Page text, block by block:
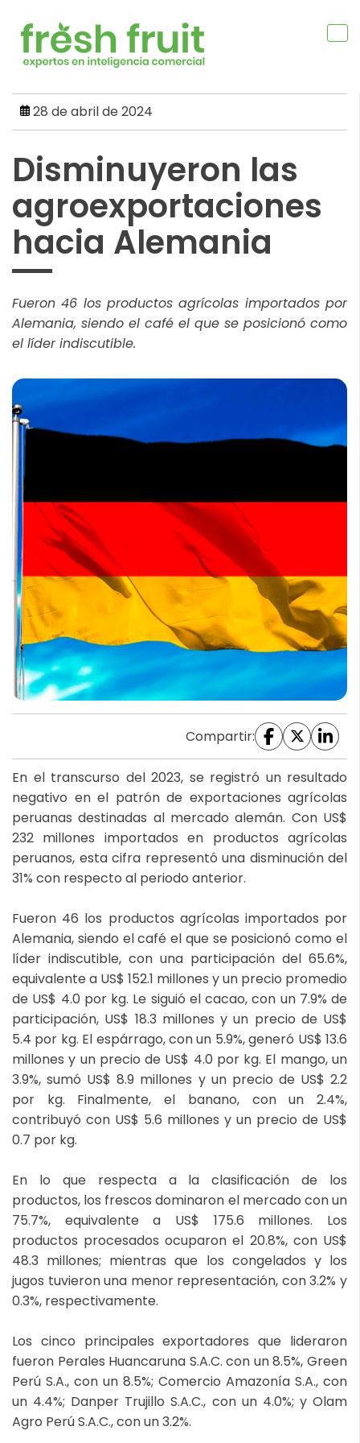
content
28 de abril de 2024
Disminuyeron las
agroexportaciones
hacia Alemania
Fueron 46 los productos agrícolas importados por
Alemania, siendo el café el que se posicionó como
el líder indiscutible.
Compartir:
En el transcurso del 2023, se registró un resultado
negativo en el patrón de exportaciones agrícolas
peruanas destinadas al mercado alemán. Con US$
232 millones importados en productos agrícolas
peruanos, esta cifra representó una disminución del
31% con respecto al periodo anterior.
Fueron 46 los productos agrícolas importados por
Alemania, siendo el café el que se posicionó como el
líder indiscutible, con una participación del 65.6%,
equivalente a US$ 152.1 millones y un precio promedio
de US$ 4.0 por kg. Le siguió el cacao, con un 7.9% de
participación, US$ 18.3 millones y un precio de US$
5.4 por kg. El espárrago, con un 5.9%, generó US$ 13.6
millones y un precio de US$ 4.0 por kg. El mango, un
3.9%, sumó US$ 8.9 millones y un precio de US$ 2.2
por kg. Finalmente, el banano, con un 2.4%,
contribuyó con US$ 5.6 millones y un precio de US$
0.7 por kg.
En lo que respecta a la clasificación de los
productos, los frescos dominaron el mercado con un
75.7%, equivalente a US$ 175.6 millones. Los
productos procesados ocuparon el 20.8%, con US$
48.3 millones; mientras que los congelados y los
jugos tuvieron una menor representación, con 3.2% y
0.3%, respectivamente.
Los cinco principales exportadores que lideraron
fueron Perales Huancaruna S.A.C. con un 8.5%, Green
Perú S.A., con un 8.5%; Comercio Amazonía S.A., con
un 4.4%; Danper Trujillo S.A.C., con un 4.0%; y Olam
Agro Perú S.A.C., con un 3.2%.